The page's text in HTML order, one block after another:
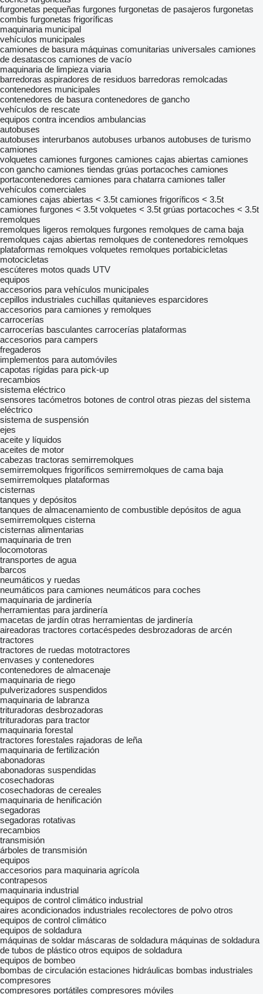
furgonetas pequeñas furgones furgonetas de pasajeros furgonetas
combis furgonetas frigoríficas
maquinaria municipal
vehículos municipales
camiones de basura máquinas comunitarias universales camiones
de desatascos camiones de vacío
maquinaria de limpieza viaria
barredoras aspiradores de residuos barredoras remolcadas
contenedores municipales
contenedores de basura contenedores de gancho
vehículos de rescate
equipos contra incendios ambulancias
autobuses
autobuses interurbanos autobuses urbanos autobuses de turismo
camiones
volquetes camiones furgones camiones cajas abiertas camiones
con gancho camiones tiendas grúas portacoches camiones
portacontenedores camiones para chatarra camiones taller
vehículos comerciales
camiones cajas abiertas < 3.5t camiones frigoríficos < 3.5t
camiones furgones < 3.5t volquetes < 3.5t grúas portacoches < 3.5t
remolques
remolques ligeros remolques furgones remolques de cama baja
remolques cajas abiertas remolques de contenedores remolques
plataformas remolques volquetes remolques portabicicletas
motocicletas
escúteres motos quads UTV
equipos
accesorios para vehículos municipales
cepillos industriales cuchillas quitanieves esparcidores
accesorios para camiones y remolques
carrocerías
carrocerías basculantes carrocerías plataformas
accesorios para campers
fregaderos
implementos para automóviles
capotas rígidas para pick-up
recambios
sistema eléctrico
sensores tacómetros botones de control otras piezas del sistema
eléctrico
sistema de suspensión
ejes
aceite y líquidos
aceites de motor
cabezas tractoras semirremolques
semirremolques frigoríficos semirremolques de cama baja
semirremolques plataformas
cisternas
tanques y depósitos
tanques de almacenamiento de combustible depósitos de agua
semirremolques cisterna
cisternas alimentarias
maquinaria de tren
locomotoras
transportes de agua
barcos
neumáticos y ruedas
neumáticos para camiones neumáticos para coches
maquinaria de jardinería
herramientas para jardinería
macetas de jardín otras herramientas de jardinería
aireadoras tractores cortacéspedes desbrozadoras de arcén
tractores
tractores de ruedas mototractores
envases y contenedores
contenedores de almacenaje
maquinaria de riego
pulverizadores suspendidos
maquinaria de labranza
trituradoras desbrozadoras
trituradoras para tractor
maquinaria forestal
tractores forestales rajadoras de leña
maquinaria de fertilización
abonadoras
abonadoras suspendidas
cosechadoras
cosechadoras de cereales
maquinaria de henificación
segadoras
segadoras rotativas
recambios
transmisión
árboles de transmisión
equipos
accesorios para maquinaria agrícola
contrapesos
maquinaria industrial
equipos de control climático industrial
aires acondicionados industriales recolectores de polvo otros
equipos de control climático
equipos de soldadura
máquinas de soldar máscaras de soldadura máquinas de soldadura
de tubos de plástico otros equipos de soldadura
equipos de bombeo
bombas de circulación estaciones hidráulicas bombas industriales
compresores
compresores portátiles compresores móviles